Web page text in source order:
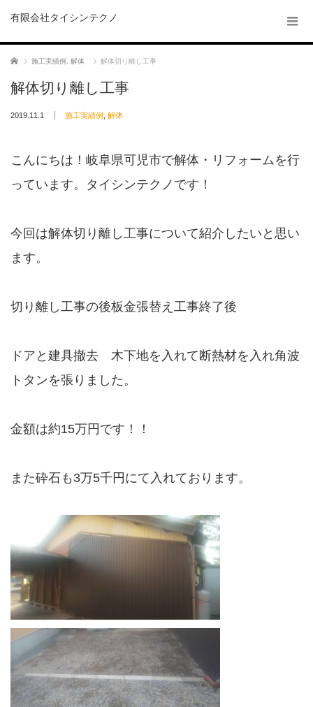
有限会社タイシンテクノ
ホーム 施工実績例 解体 解体切り離し工事
解体切り離し工事
2019.11.1 施工実績例 解体
こんにちは！岐阜県可児市で解体・リフォームを行
っています。タイシンテクノです！
今回は解体切り離し工事について紹介したいと思い
ます。
切り離し工事の後板金張替え工事終了後
ドアと建具撤去 木下地を入れて断熱材を入れ角波
トタンを張りました。
金額は約15万円です！！
また砕石も3万5千円にて入れております。